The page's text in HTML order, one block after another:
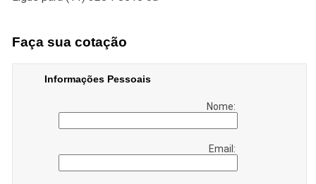
Faça sua cotação
Informações Pessoais
Nome:
Email: